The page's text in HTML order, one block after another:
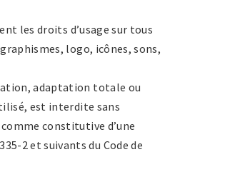
les droits d’usage sur tous
logo, icônes, sons,
adaptation totale ou
est interdite sans
constitutive d’une
2 et suivants du Code de